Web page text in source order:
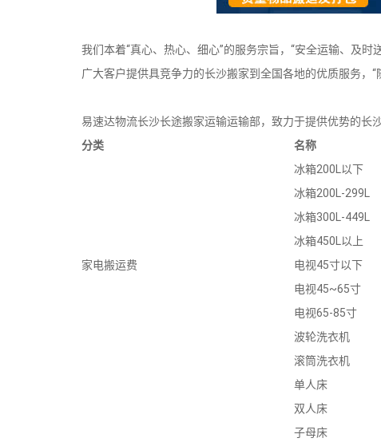
我们本着“真心、热心、细心”的服务宗旨，“安全运输、及
广大客户提供具竞争力的长沙搬家到全国各地的优质服务，“
易速达物流长沙长途搬家运输运输部，致力于提供优势的长
分类
名称
家电搬运费
冰箱200L以下
冰箱200L-299L
冰箱300L-449L
冰箱450L以上
电视45寸以下
电视45~65寸
电视65-85寸
波轮洗衣机
滚筒洗衣机
单人床
双人床
子母床